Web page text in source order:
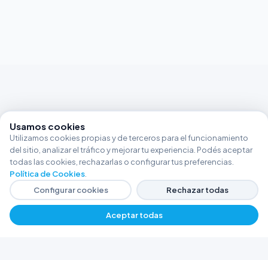
Usamos cookies
Utilizamos cookies propias y de terceros para el funcionamiento
del sitio, analizar el tráfico y mejorar tu experiencia. Podés aceptar
todas las cookies, rechazarlas o configurar tus preferencias.
Política de Cookies
Configurar cookies
Rechazar todas
Aceptar todas